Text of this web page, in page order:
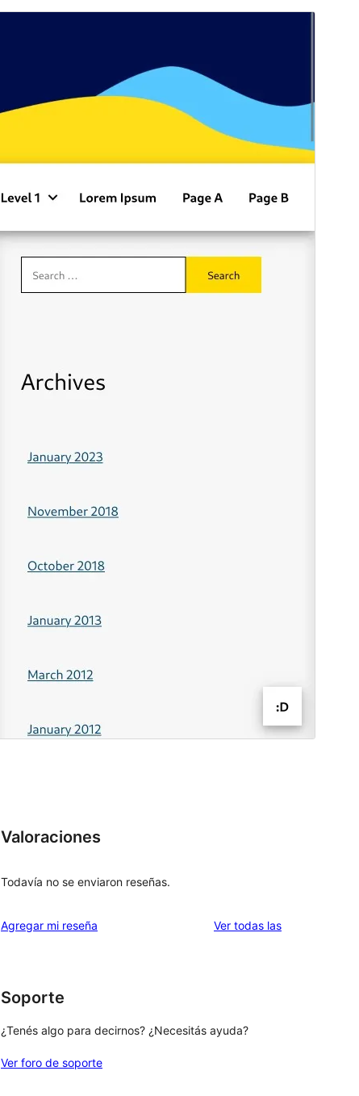
25 ’25+00:00′ mayo ’25+00:00′ 2026
Instalaciones activas
5.6
Valoraciones
Todavía no se enviaron reseñas.
Agregar mi reseña Ver todas lasreseñas
Soporte
¿Tenés algo para decirnos? ¿Necesitás ayuda?
Ver foro de soporte